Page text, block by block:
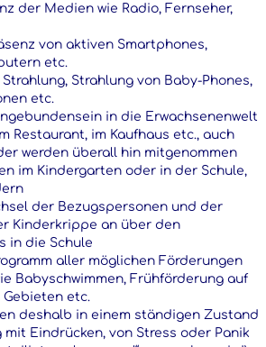
der Medien wie Radio, Fernseher,
von aktiven Smartphones,
etc.
Strahlung von Baby-Phones,
etc.
in die Erwachsenenwelt
Restaurant, im Kaufhaus etc., auch
werden überall hin mitgenommen
im Kindergarten oder in der Schule,
der Bezugspersonen und der
Kinderkrippe an über den
in die Schule
aller möglichen Förderungen
Babyschwimmen, Frühförderung auf
etc.
deshalb in einem ständigen Zustand
Eindrücken, von Stress oder Panik